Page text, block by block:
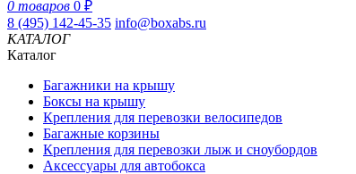
0 товаров 0 ₽
8 (495) 142-45-35 info@boxabs.ru
КАТАЛОГ
Каталог
Багажники на крышу
Боксы на крышу
Крепления для перевозки велосипедов
Багажные корзины
Крепления для перевозки лыж и сноубордов
Аксессуары для автобокса